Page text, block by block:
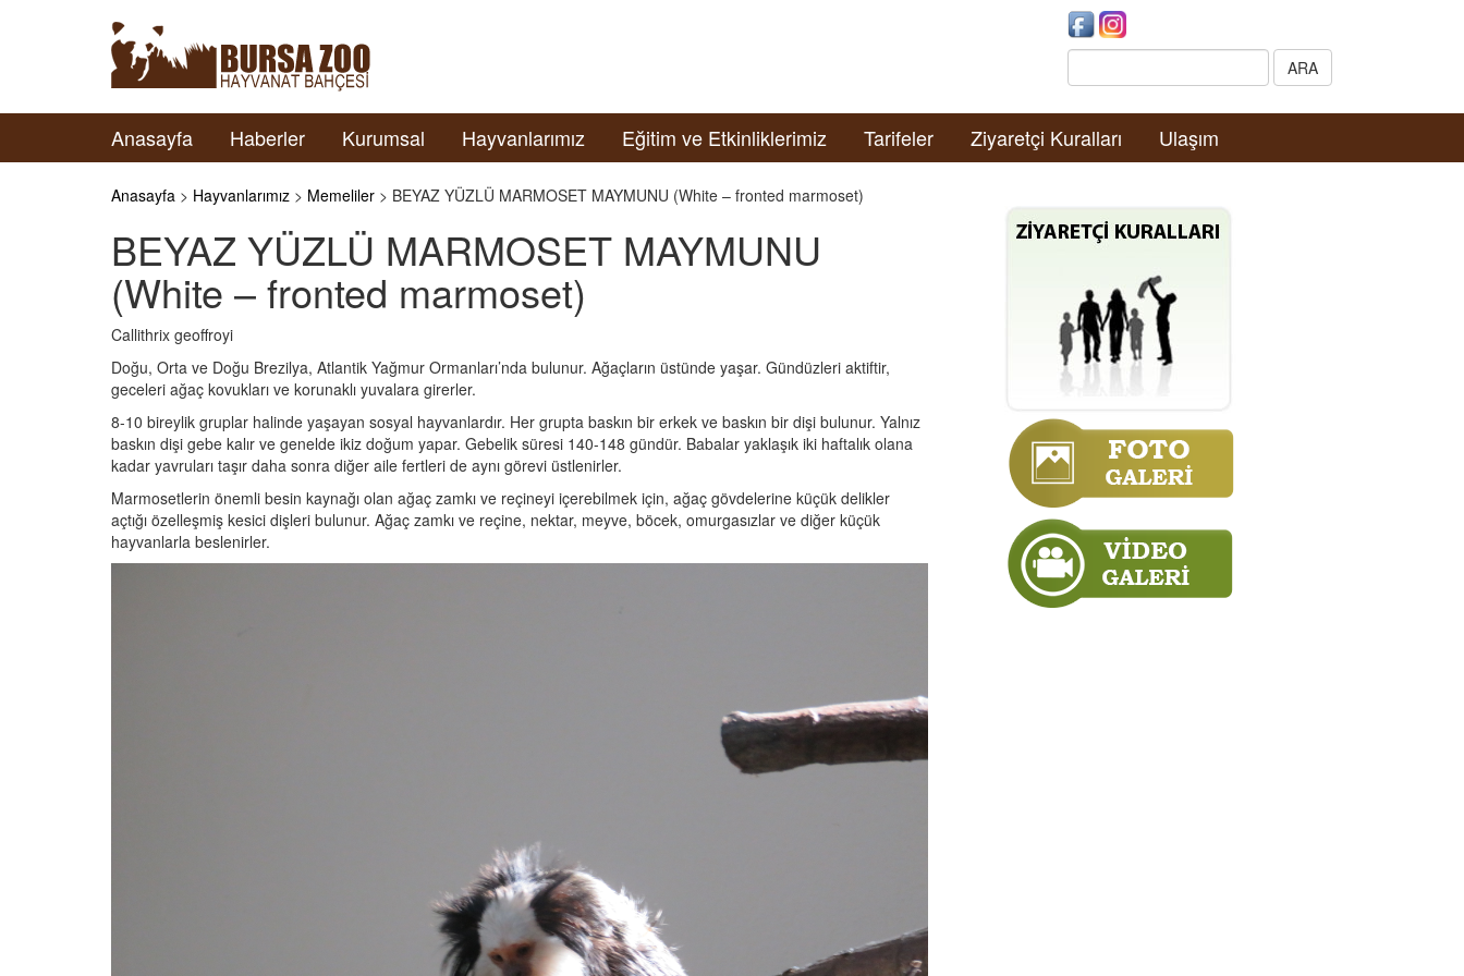
Search: ARA
Anasayfa Haberler Kurumsal Hayvanlarımız Eğitim ve Etkinliklerimiz Tarifeler Ziyaretçi Kuralları Ulaşım
Anasayfa > Hayvanlarımız > Memeliler > BEYAZ YÜZLÜ MARMOSET MAYMUNU (White – fronted marmoset)
BEYAZ YÜZLÜ MARMOSET MAYMUNU
(White – fronted marmoset)
Callithrix geoffroyi
Doğu, Orta ve Doğu Brezilya, Atlantik Yağmur Ormanları’nda bulunur. Ağaçların üstünde yaşar. Gündüzleri aktiftir,
geceleri ağaç kovukları ve korunaklı yuvalara girerler.
8-10 bireylik gruplar halinde yaşayan sosyal hayvanlardır. Her grupta baskın bir erkek ve baskın bir dişi bulunur. Yalnız
baskın dişi gebe kalır ve genelde ikiz doğum yapar. Gebelik süresi 140-148 gündür. Babalar yaklaşık iki haftalık olana
kadar yavruları taşır daha sonra diğer aile fertleri de aynı görevi üstlenirler.
Marmosetlerin önemli besin kaynağı olan ağaç zamkı ve reçineyi içerebilmek için, ağaç gövdelerine küçük delikler
açtığı özelleşmiş kesici dişleri bulunur. Ağaç zamkı ve reçine, nektar, meyve, böcek, omurgasızlar ve diğer küçük
hayvanlarla beslenirler.